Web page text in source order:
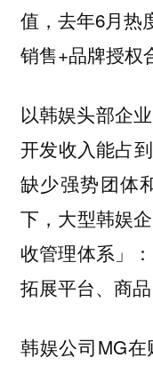
值，去年6月热
销售+品牌授权
以韩娱头部企
开发收入能占
缺少强势团体
下，大型韩娱
收管理体系」
拓展平台、商
韩娱公司MG